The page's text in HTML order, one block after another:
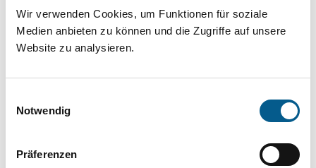
Wir verwenden Cookies, um Funktionen für soziale
Medien anbieten zu können und die Zugriffe auf unsere
Website zu analysieren.
Notwendig
Präferenzen
Suche bitte die Groß- und Kleinschreibung
beachten.
Bitte Suchbegriff eingeben. Ergebnisse
können durch die Wahl von Bereichen oder
Suchen